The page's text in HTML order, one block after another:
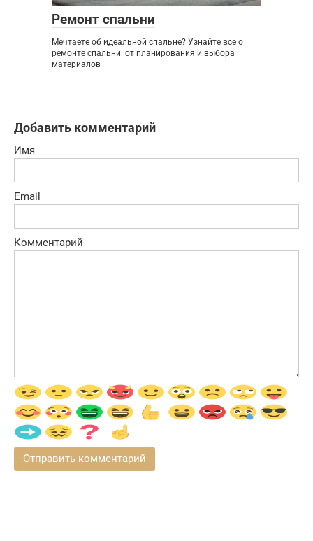
Ремонт спальни
Мечтаете об идеальной спальне? Узнайте все о
ремонте спальни: от планирования и выбора
материалов
Добавить комментарий
Имя
Email
Комментарий